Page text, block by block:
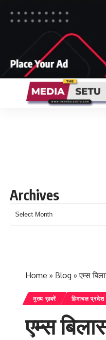
Archives
Home » Blog »एम्स
मुख्य ख़बरें हिमाचल प्रदेश
एम्स